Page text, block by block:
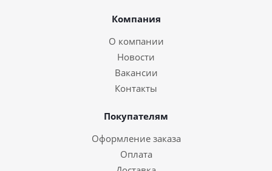
Компания
О компании
Новости
Вакансии
Контакты
Покупателям
Оформление заказа
Оплата